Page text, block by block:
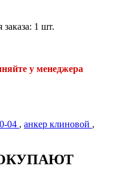
1 шт.
у менеджера
04 , анкер клиновой ,